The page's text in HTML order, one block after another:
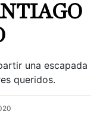
una escapada
queridos.